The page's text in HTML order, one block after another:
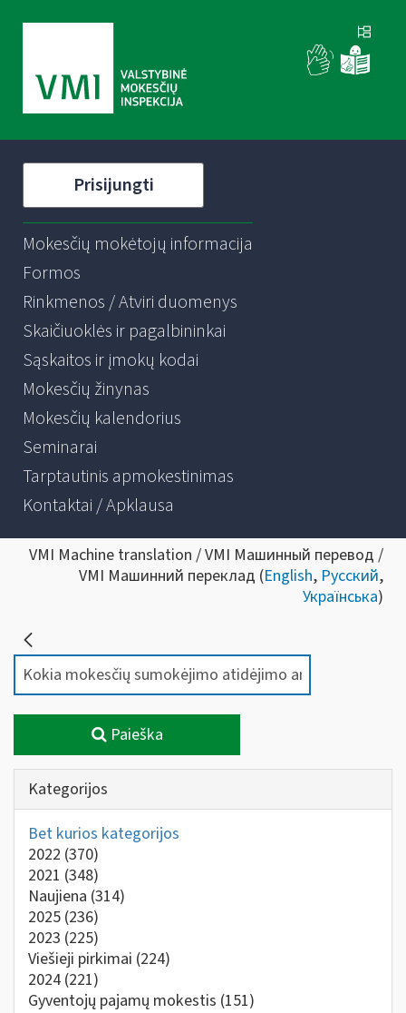
Prisijungti
Mokesčių mokėtojų informacija
Formos
Rinkmenos / Atviri duomenys
Skaičiuoklės ir pagalbininkai
Sąskaitos ir įmokų kodai
Mokesčių žinynas
Mokesčių kalendorius
Seminarai
Tarptautinis apmokestinimas
Kontaktai / Apklausa
VMI Machine translation / VMI Машинный перевод /
VMI Машинний переклад (English, Русский,
Українська)
Paieška
Kategorijos
Bet kurios kategorijos
2022 (370)
2021 (348)
Naujiena (314)
2025 (236)
2023 (225)
Viešieji pirkimai (224)
2024 (221)
Gyventojų pajamų mokestis (151)